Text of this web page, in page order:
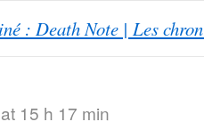
: Death Note | Les
15 h 17 min